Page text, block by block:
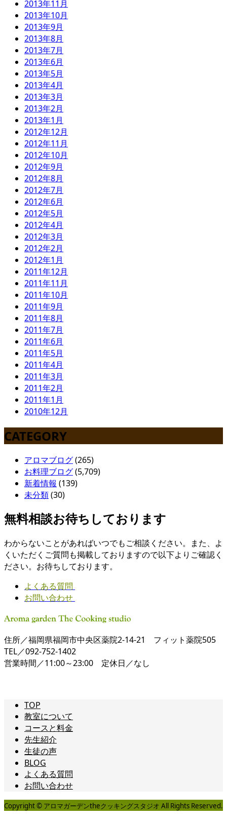
2013年11月
2013年10月
2013年9月
2013年8月
2013年7月
2013年6月
2013年5月
2013年4月
2013年3月
2013年2月
2013年1月
2012年12月
2012年11月
2012年10月
2012年9月
2012年8月
2012年7月
2012年6月
2012年5月
2012年4月
2012年3月
2012年2月
2012年1月
2011年12月
2011年11月
2011年10月
2011年9月
2011年8月
2011年7月
2011年6月
2011年5月
2011年4月
2011年3月
2011年2月
2011年1月
2010年12月
CATEGORY
アロマブログ(265)
お料理ブログ(5,709)
新着情報 (139)
未分類(30)
無料相談お待ちしております
わからないことがあればいつでもご相談ください。また、よ
くいただくご質問も掲載しておりますので以下よりご確認く
ださい。お待ちしております。
よくある質問
お問い合わせ
住所／福岡県福岡市中央区薬院2-14-21 フィット薬院505
TEL／092-752-1402
営業時間／11:00～23:00 定休日／なし
TOP
教室について
コースと料金
先生紹介
生徒の声
BLOG
よくある質問
お問い合わせ
Copyright © アロマガーデンtheクッキングスタジオ All Rights Reserved.